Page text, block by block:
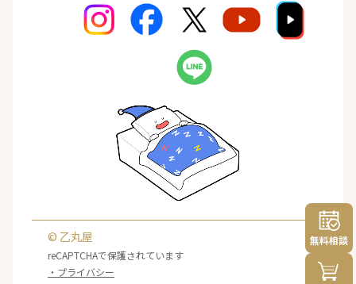
無料相談
© 乙丸屋
reCAPTCHAで保護されています
・プライバシー